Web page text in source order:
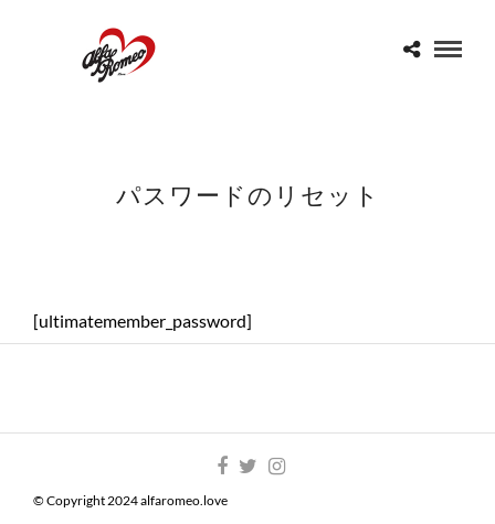
パスワードのリセット
[ultimatemember_password]
© Copyright 2024 alfaromeo.love